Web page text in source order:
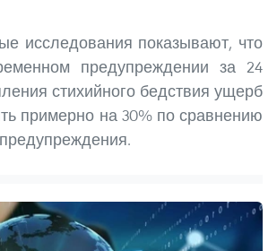
исследования показывают, что
предупреждении за 24
стихийного бедствия ущерб
примерно на 30% по сравнению